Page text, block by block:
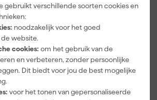
gebruikt verschillende soorten cookies en
noodzakelijk voor het goed
website.
cookies: om het gebruik van de
en verbeteren, zonder persoonlijke
Dit biedt voor jou de best mogelijke
voor het tonen van gepersonaliseerde
10cm Roller -
15 x 32 cm + 5
inzetbakken
Morgen
bezorgd
2,99
incl. BTW
6-delig
Morgen
20,73
incl. BTW